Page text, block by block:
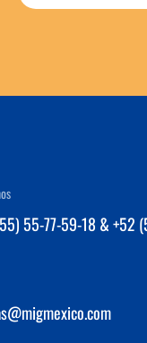
55-77-59-18 & +52